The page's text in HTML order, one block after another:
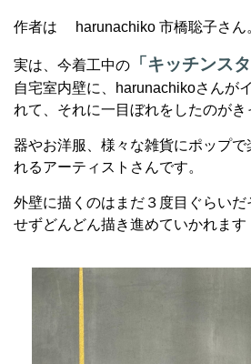
作者は harunachiko 市橋聡子さん
実は、今着工中の 「キッチンス
自宅室内壁に、harunachikoさんが
れて、それに一目ぼれをしたのがき
器やお洋服、様々な雑貨にポップ
れるアーティストさんです。
外壁に描くのはまだ３度目ぐらい
せずどんどん描き進めていかれます